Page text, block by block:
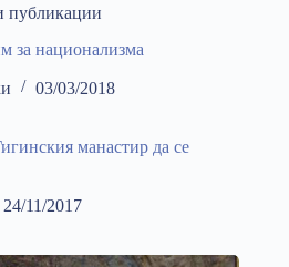
публикации
за национализма
03/03/2018
манастир да се
24/11/2017